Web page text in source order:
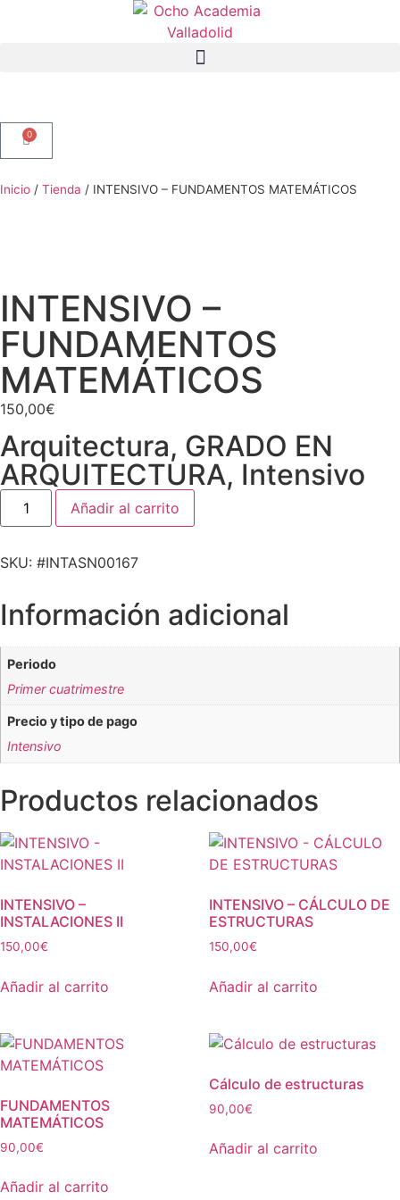
0
Inicio / Tienda / INTENSIVO – FUNDAMENTOS MATEMÁTICOS
INTENSIVO –
FUNDAMENTOS
MATEMÁTICOS
150,00€
Arquitectura, GRADO EN
ARQUITECTURA, Intensivo
Añadir al carrito
SKU: #INTASN00167
Información adicional
Periodo
Primer cuatrimestre
Precio y tipo de pago
Intensivo
Productos relacionados
INTENSIVO –
INSTALACIONES II
150,00€
Añadir al carrito
INTENSIVO – CÁLCULO DE
ESTRUCTURAS
150,00€
Añadir al carrito
FUNDAMENTOS
MATEMÁTICOS
90,00€
Añadir al carrito
Cálculo de estructuras
90,00€
Añadir al carrito